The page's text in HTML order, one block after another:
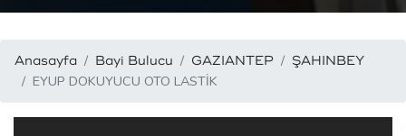
Anasayfa Bayi Bulucu GAZIANTEP ŞAHINBEY
EYUP DOKUYUCU OTO LASTİK